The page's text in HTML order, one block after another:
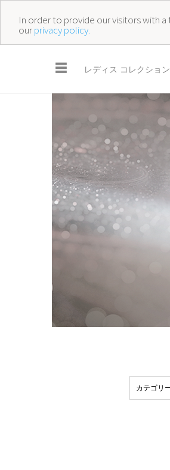
In order to provide our visitors with
ourprivacy policy.
☰ レディス コレクション
カテゴリ